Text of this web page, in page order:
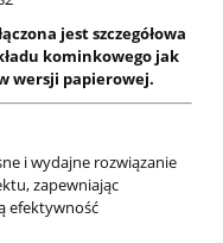
jest szczegółowa
kominkowego jak
wersji papierowej.
i wydajne rozwiązanie
zapewniając
efektywność